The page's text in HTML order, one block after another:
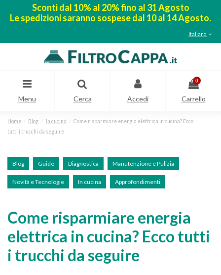
Sconti dal 10% al 20% fino al 31 Agosto
Le spedizioni saranno sospese dal 10 al 14 Agosto.
Italiano
Menu Cerca Accedi
0
Carrello
Home Blog In cucina
Come risparmiare energia elettrica in cucina? Ecco
tutti i trucchi da seguire
Blog Guide Diagnostica Manutenzione e Pulizia
Novità e Tecnologie In cucina Approfondimenti
Come risparmiare energia
elettrica in cucina? Ecco tutti
i trucchi da seguire